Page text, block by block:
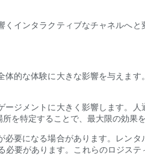
インタラクティブなチャネルへ
的な体験に大きな影響を与えま
ジメントに大きく影響します。
を特定することで、最大限の効果
要になる場合があります。レン
要があります。これらのロジス